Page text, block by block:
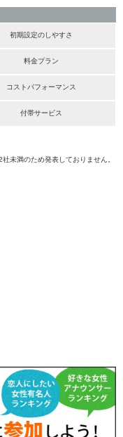
初期設定のしやすさ
料金プラン
コストパフォーマンス
付帯サービス
未満のため発表しておりません。